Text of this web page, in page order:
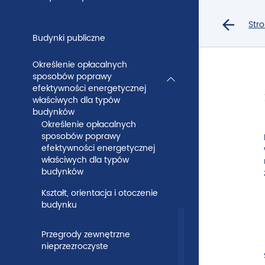
Systemy
przeciwsłoneczne
Budowlane
ABC
Ministerstwo
Rozwoju
Technologii
głównegoBudynki publiczne
Określenie opłacalnych
sposobów poprawy
efektywności energetycznej
właściwych dla typów
budynków
f
Określenie opłacalnych
sposobów poprawy
efektywności energetycznej
właściwych dla typów
budynków
Kształt, orientacja i otoczenie
budynku
Przegrody zewnętrzne
nieprzezroczyste
d